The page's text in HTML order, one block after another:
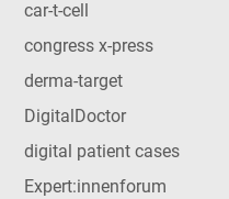
car-t-cell
congress x-press
derma-target
DigitalDoctor
digital patient cases
Expert:innenforum